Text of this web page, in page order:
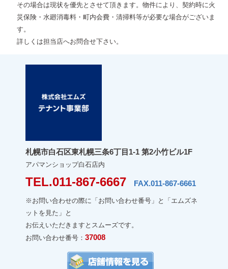
その場合は現状を優先とさせて頂きます。物件により、契約時に火
災保険・水廻消毒料・町内会費・清掃料等が必要な場合がございま
す。
詳しくは担当店へお問合せ下さい。
札幌市白石区東札幌三条6丁目1-1 第2小竹ビル1F
アパマンショップ白石店内
TEL.011-867-6667 FAX.011-867-6661
※お問い合わせの際に「お問い合わせ番号」と「エムズネ
ットを見た」と
お伝えいただきますとスムーズです。
お問い合わせ番号： 37008